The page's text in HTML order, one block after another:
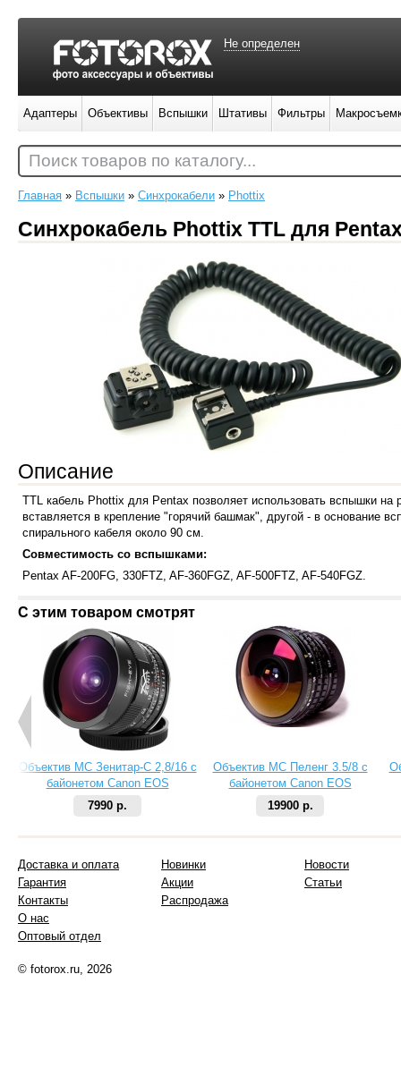
Главная » Вспышки » Синхрокабели » Phottix
Синхрокабель Phottix TTL для
Описание
TTL кабель Phottix для Pentax позволяет использовать вспышки
вставляется в крепление "горячий башмак", другой - в основание
спирального кабеля около 90 см.
Совместимость со вспышками:
Pentax AF-200FG, 330FTZ, AF-360FGZ, AF-500FTZ, AF-540FGZ.
С этим товаром смотрят
Объектив МС Зенитар-C 2,8/16 с
байонетом Canon EOS
7990 р.
Объектив МС Пеленг 3.5/8 с
байонетом Canon EOS
19900 р.
Не определен
Адаптеры Объективы Вспышки Штативы Фильтры
Поиск товаров по каталогу...
Доставка и оплата
Гарантия
Контакты
О нас
Оптовый отдел
Новинки
Акции
Распродажа
Новости
Статьи
© fotorox.ru, 2026